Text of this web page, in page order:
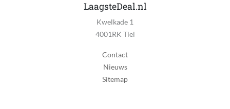
LaagsteDeal.nl
Kwelkade 1
4001RK Tiel
Contact
Nieuws
Sitemap